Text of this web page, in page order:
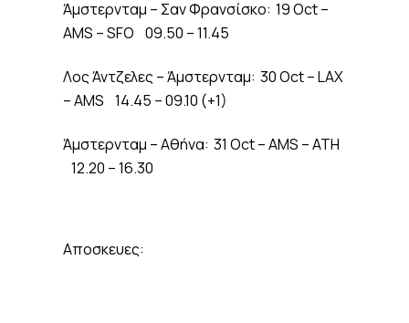
Άμστερνταμ – Σαν Φρανσίσκο: 19 Oct –
AMS – SFO 09.50 – 11.45
Λος Άντζελες – Άμστερνταμ: 30 Oct – LAX
– AMS 14.45 – 09.10 (+1)
Άμστερνταμ – Αθήνα: 31 Oct – AMS – ATH
12.20 – 16.30
Αποσκευες: